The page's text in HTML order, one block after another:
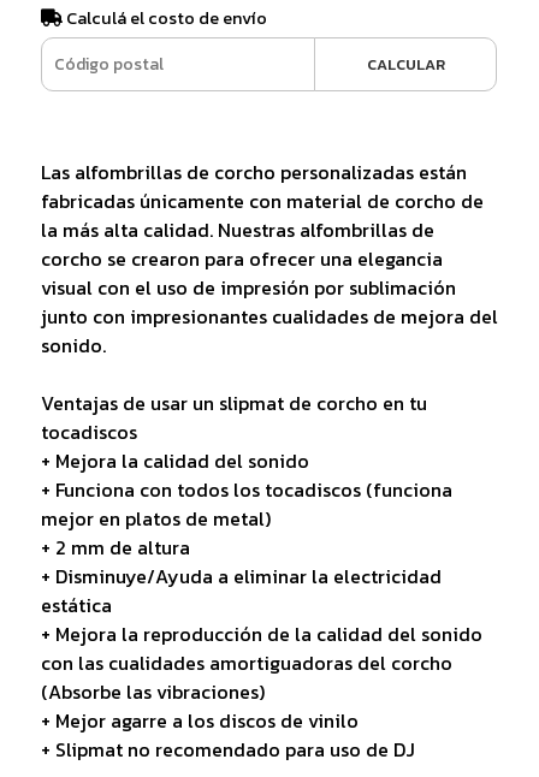
Calculá el costo de envío
CALCULAR
Las alfombrillas de corcho personalizadas están
fabricadas únicamente con material de corcho de
la más alta calidad. Nuestras alfombrillas de
corcho se crearon para ofrecer una elegancia
visual con el uso de impresión por sublimación
junto con impresionantes cualidades de mejora del
sonido.
Ventajas de usar un slipmat de corcho en tu
tocadiscos
+ Mejora la calidad del sonido
+ Funciona con todos los tocadiscos (funciona
mejor en platos de metal)
+ 2 mm de altura
+ Disminuye/Ayuda a eliminar la electricidad
estática
+ Mejora la reproducción de la calidad del sonido
con las cualidades amortiguadoras del corcho
(Absorbe las vibraciones)
+ Mejor agarre a los discos de vinilo
+ Slipmat no recomendado para uso de DJ